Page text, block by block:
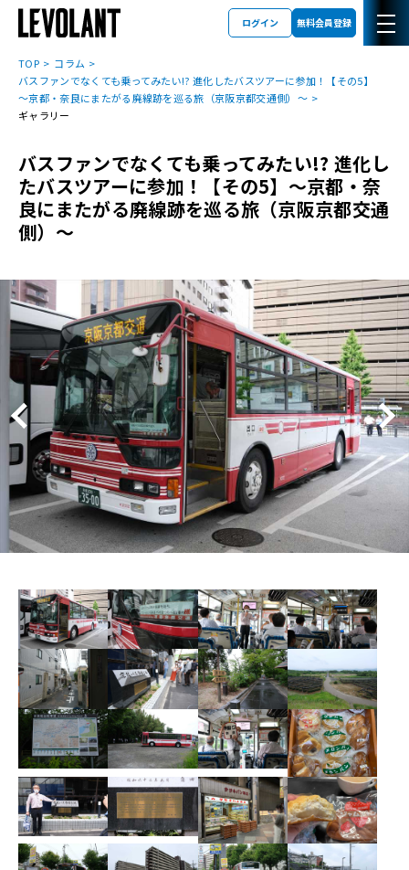
ログイン 無料会員登録
TOP
コラム
バスファンでなくても乗ってみたい!? 進化したバスツアーに参加！【その5】
～京都・奈良にまたがる廃線跡を巡る旅（京阪京都交通側）～
ギャラリー
バスファンでなくても乗ってみたい!? 進化し
たバスツアーに参加！【その5】～京都・奈
良にまたがる廃線跡を巡る旅（京阪京都交通
側）～